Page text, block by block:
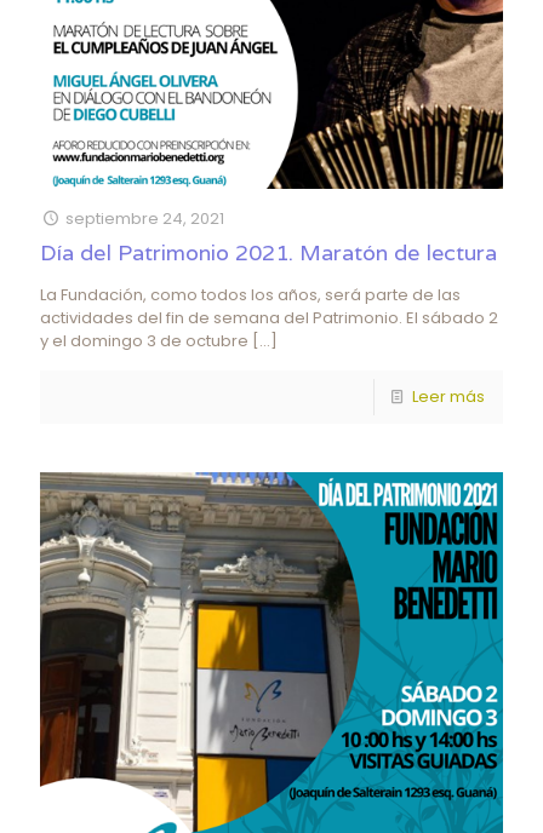
septiembre 24, 2021
Día del Patrimonio 2021. Maratón de lectura
La Fundación, como todos los años, será parte de las
actividades del fin de semana del Patrimonio. El sábado 2
y el domingo 3 de octubre […]
Leer más